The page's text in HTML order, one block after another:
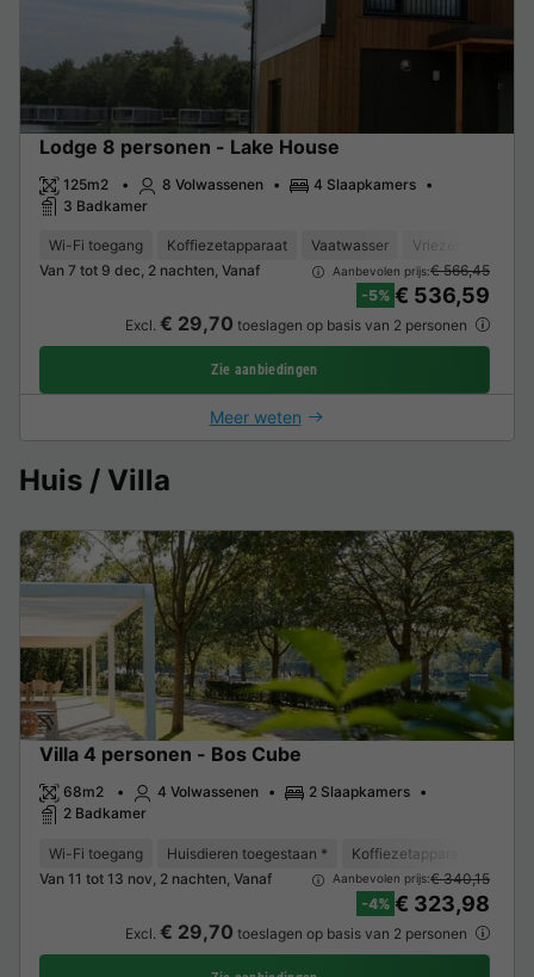
Lodge 8 personen - Lake House
125m2 8 Volwassenen
4 Slaapkamers
3 Badkamer
Wi-Fi toegang Koffiezetapparaat Vaatwasser Vriezer
Van 7 tot 9 dec, 2 nachten, Vanaf
Aanbevolen prijs:€ 566,45
-5% € 536,59
Excl. € 29,70 toeslagen op basis van 2 personen
Zie aanbiedingen
Meer weten
Huis / Villa
Villa 4 personen - Bos Cube
68m2 4 Volwassenen
2 Slaapkamers
2 Badkamer
Wi-Fi toegang Huisdieren toegestaan * Koffiezetapparaat
Van 11 tot 13 nov, 2 nachten, Vanaf
Aanbevolen prijs:€ 340,15
-4% € 323,98
Excl. € 29,70 toeslagen op basis van 2 personen